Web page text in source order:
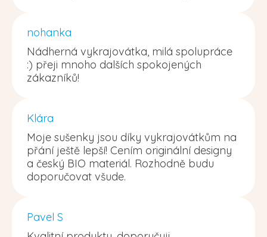
nohanka
Nádherná vykrajovátka, milá spolupráce
:) přeji mnoho dalších spokojených
zákazníků!
Klára
Moje sušenky jsou díky vykrajovátkům na
přání ještě lepší! Cením originální designy
a český BIO materiál. Rozhodně budu
doporučovat všude.
Pavel S